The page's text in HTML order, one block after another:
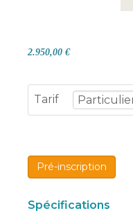
2.950,00 €
Tarif
Pré-inscription
Spécifications